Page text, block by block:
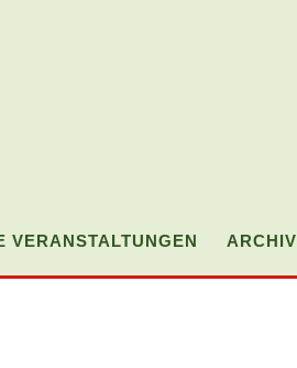
VERANSTALTUNGEN ARCHIV